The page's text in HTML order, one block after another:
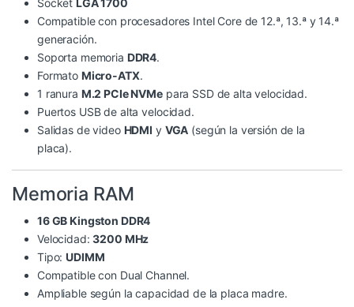
Compatible con procesadores Intel Core de 12.ª, 13.ª y 14.ª
generación.
Soporta memoria DDR4.
Formato Micro-ATX.
1 ranura M.2 PCIe NVMepara SSD de alta velocidad.
Puertos USB de alta velocidad.
Salidas de video HDMI y VGA (según la versión de la
placa).
Memoria RAM
16 GB Kingston DDR4
Velocidad:3200 MHz
Tipo:UDIMM
Compatible con Dual Channel.
Ampliable según la capacidad de la placa madre.